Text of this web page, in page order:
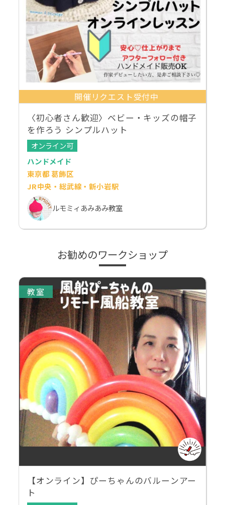
開催リクエスト受付中
〈初心者さん歓迎〉ベビー・キッズの帽子
を作ろう シンプルハット
オンライン可
ハンドメイド
東京都 葛飾区
JR中央・総武線・新小岩駅
ルモミィあみあみ教室
お勧めのワークショップ
教室
【オンライン】ぴーちゃんのバルーンアー
ト